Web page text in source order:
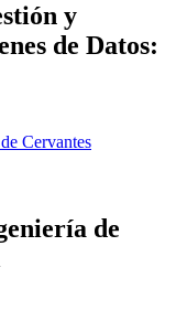
y
de Datos:
Cervantes
de